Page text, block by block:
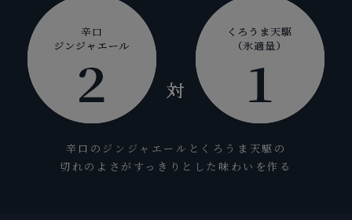
辛口のジンジャエールとくろうま天駆の
切れのよさがすっきりとした味わいを作る